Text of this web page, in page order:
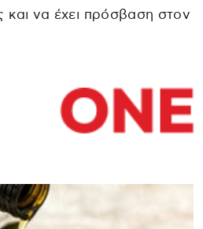
να έχει πρόσβαση στον